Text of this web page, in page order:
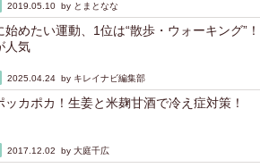
2019.05.10 by とまとなな
始めたい運動、1位は“散歩・ウォーキング”！
人気
2025.04.24 by キレイナビ編集部
ッカポカ！生姜と米麹甘酒で冷え症対策！
2017.12.02 by 大庭千広